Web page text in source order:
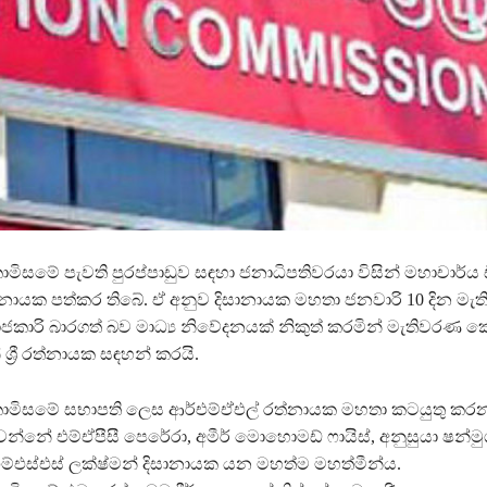
පැවති පුරප්පාඩුව සඳහා ජනාධිපතිවරයා විසින්
පත්කර තිබේ. ඒ අනුව දිසානායක මහතා ජනවාරි 10 දින
බාරගත් බව මාධ්‍ය නිවේදනයක් නිකුත් කරමින් මැතිවරණ
රත්නායක සඳහන් කරයි.
සභාපති ලෙස ආර්එම්ඒඑල් රත්නායක මහතා කටයුතු
එම්ඒපීසී පෙරේරා, අමීර් මොහොමඩ් ෆායිස්, අනුසුයා
ලක්ෂ්මන් දිසානායක යන මහත්ම මහත්මීන්ය.